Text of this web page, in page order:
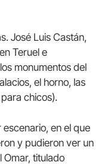
José Luis Castán,
Teruel e
monumentos del
el horno, las
chicos).
en el que
y pudieron ver un
Omar, titulado